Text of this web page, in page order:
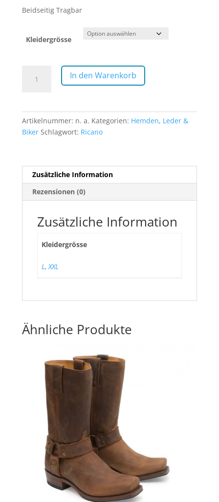
Beidseitig Tragbar
Kleidergrösse
Shirt
Menge
In den Warenkorb
Artikelnummer: n. a. Kategorien: Hemden, Leder &
Biker Schlagwort: Ricano
Zusätzliche Information
Rezensionen (0)
Zusätzliche Information
Kleidergrösse
L,XXL
Ähnliche Produkte